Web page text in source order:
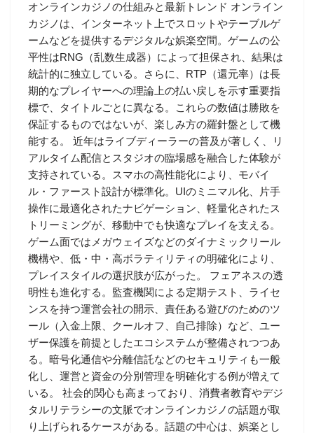
オンラインカジノの仕組みと最新トレンド オンライン
カジノは、インターネット上でスロットやテーブルゲ
ームなどを提供するデジタルな娯楽空間。ゲームの公
平性はRNG（乱数生成器）によって担保され、結果は
統計的に独立している。さらに、RTP（還元率）は長
期的なプレイヤーへの理論上の払い戻しを示す重要指
標で、タイトルごとに異なる。これらの数値は勝敗を
保証するものではないが、楽しみ方の羅針盤として機
能する。 近年はライブディーラーの普及が著しく、リ
アルタイム配信とスタジオの臨場感を融合した体験が
支持されている。スマホの高性能化により、モバイ
ル・ファースト設計が標準化。UIのミニマル化、片手
操作に最適化されたナビゲーション、軽量化されたス
トリーミングが、移動中でも快適なプレイを支える。
ゲーム面ではメガウェイズなどのダイナミックリール
機構や、低・中・高ボラティリティの明確化により、
プレイスタイルの選択肢が広がった。 フェアネスの透
明性も進化する。監査機関による定期テスト、ライセ
ンスを持つ運営会社の開示、責任ある遊びのためのツ
ール（入金上限、クールオフ、自己排除）など、ユー
ザー保護を前提としたエコシステムが整備されつつあ
る。暗号化通信や分離信託などのセキュリティも一般
化し、運営と資金の分別管理を明確化する例が増えて
いる。 社会的関心も高まっており、消費者教育やデジ
タルリテラシーの文脈でオンラインカジノの話題が取
り上げられるケースがある。話題の中心は、娯楽とし